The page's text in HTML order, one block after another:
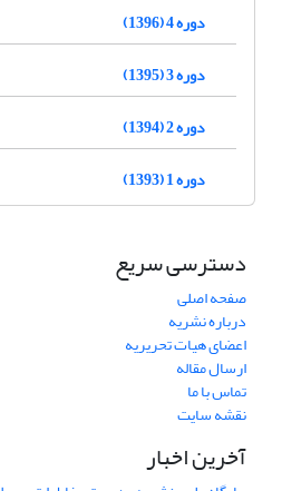
دوره 4 (1396)
دوره 3 (1395)
دوره 2 (1394)
دوره 1 (1393)
دسترسی سریع
صفحه اصلی
درباره نشریه
اعضای هیات تحریریه
ارسال مقاله
تماس با ما
نقشه سایت
آخرین اخبار